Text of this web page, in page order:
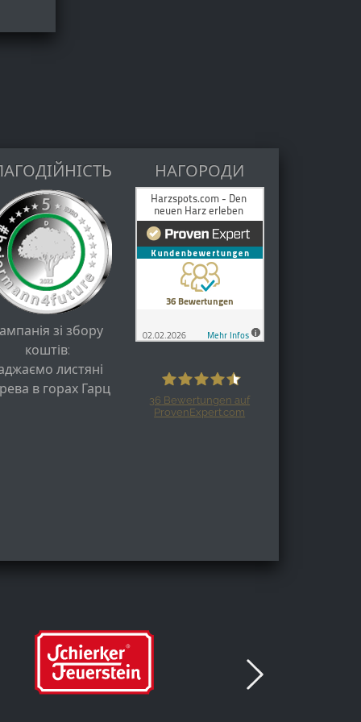
зі збору
коштів:
листяні
в горах Гарц
НАГОРОДИ
36 Bewertungen auf
ProvenExpert.com